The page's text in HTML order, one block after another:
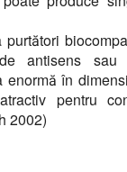
antisens
în
pentru
2002)